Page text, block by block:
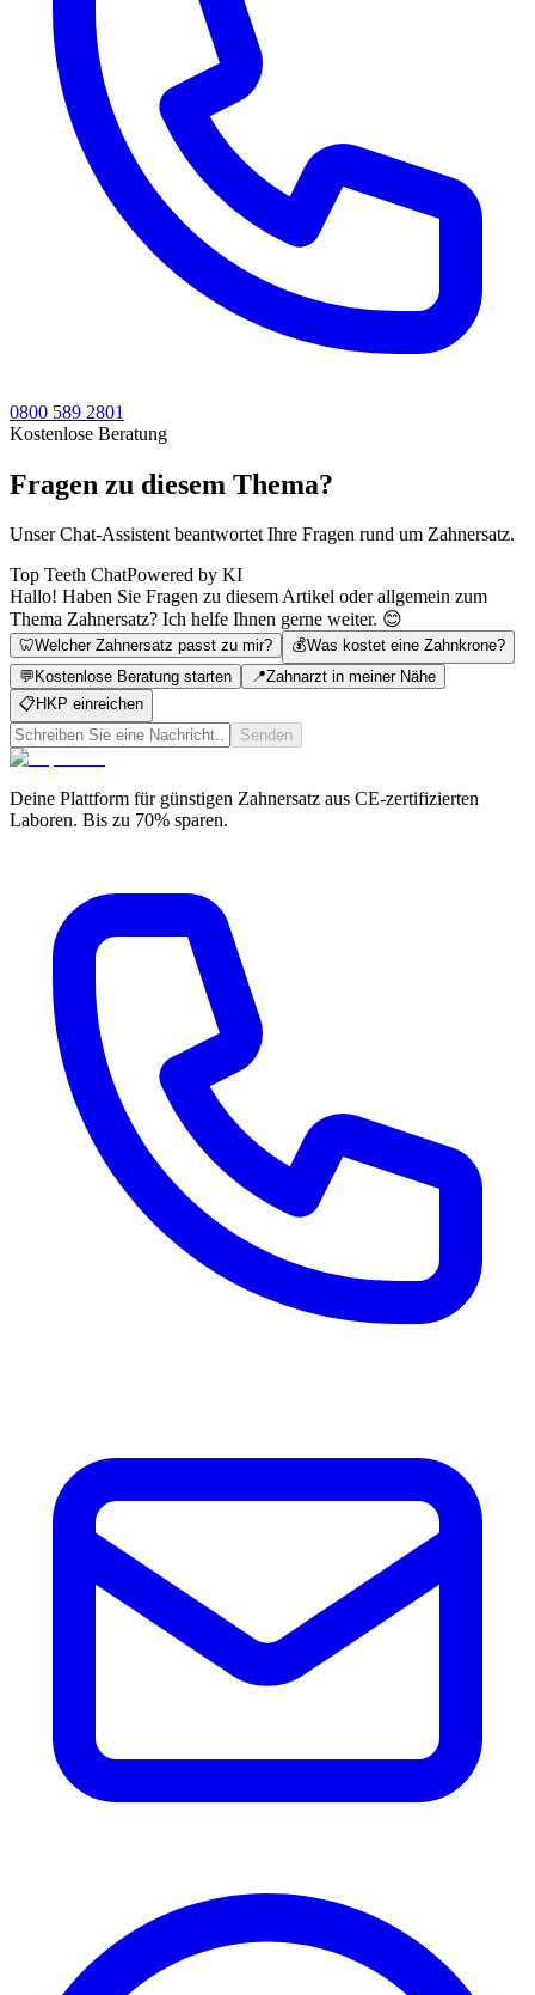
0800 589 2801
Kostenlose Beratung
Fragen zu diesem Thema?
Unser Chat-Assistent beantwortet Ihre Fragen rund um Zahnersatz.
Top Teeth ChatPowered by KI
Hallo! Haben Sie Fragen zu diesem Artikel oder allgemein zum
Thema Zahnersatz? Ich helfe Ihnen gerne weiter. 😊
🦷Welcher Zahnersatz passt zu mir? 💰Was kostet eine Zahnkrone?
💬 Kostenlose Beratung starten 📍Zahnarzt in meiner Nähe
📋 HKP einreichen
Senden
Deine Plattform für günstigen Zahnersatz aus CE-zertifizierten
Laboren. Bis zu 70% sparen.